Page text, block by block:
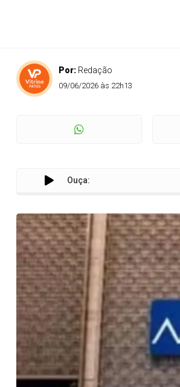
Por: Redação
09/06/2026 às 22h13
Ouça: